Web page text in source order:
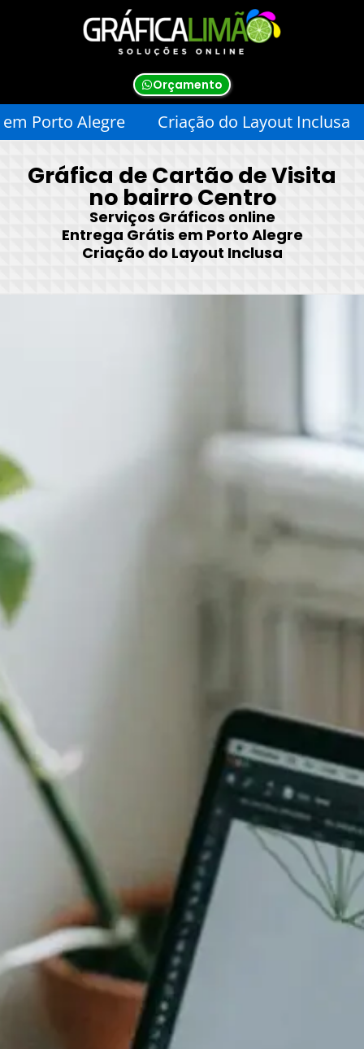
Orçamento
Criação do Layout
Grátis em Porto Alegre
Gráfica de Cartão de Visita
no bairro Centro
Serviços Gráficos online
Entrega Grátis em Porto Alegre
Criação do Layout Inclusa